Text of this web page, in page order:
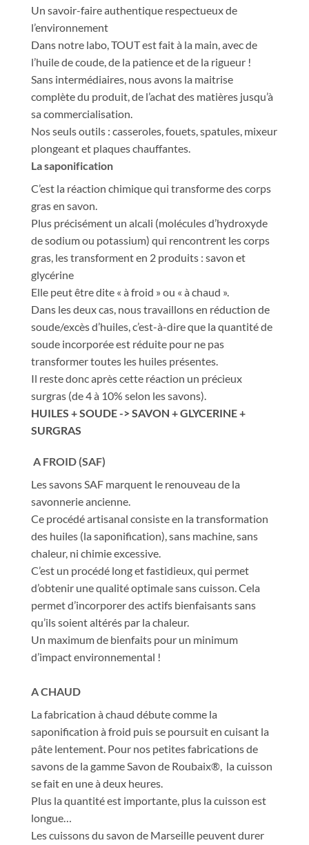
Un savoir-faire authentique respectueux de
l’environnement
Dans notre labo, TOUT est fait à la main, avec de
l’huile de coude, de la patience et de la rigueur !
Sans intermédiaires, nous avons la maitrise
complète du produit, de l’achat des matières jusqu’à
sa commercialisation.
Nos seuls outils : casseroles, fouets, spatules, mixeur
plongeant et plaques chauffantes.
La saponification
C’est la réaction chimique qui transforme des corps
gras en savon.
Plus précisément un alcali (molécules d’hydroxyde
de sodium ou potassium) qui rencontrent les corps
gras, les transforment en 2 produits : savon et
glycérine
Elle peut être dite « à froid » ou « à chaud ».
Dans les deux cas, nous travaillons en réduction de
soude/excès d’huiles, c’est-à-dire que la quantité de
soude incorporée est réduite pour ne pas
transformer toutes les huiles présentes.
Il reste donc après cette réaction un précieux
surgras (de 4 à 10% selon les savons).
HUILES + SOUDE -> SAVON + GLYCERINE +
SURGRAS
A FROID (SAF)
Les savons SAF marquent le renouveau de la
savonnerie ancienne.
Ce procédé artisanal consiste en la transformation
des huiles (la saponification), sans machine, sans
chaleur, ni chimie excessive.
C’est un procédé long et fastidieux, qui permet
d’obtenir une qualité optimale sans cuisson. Cela
permet d’incorporer des actifs bienfaisants sans
qu’ils soient altérés par la chaleur.
Un maximum de bienfaits pour un minimum
d’impact environnemental !
A CHAUD
La fabrication à chaud débute comme la
saponification à froid puis se poursuit en cuisant la
pâte lentement. Pour nos petites fabrications de
savons de la gamme Savon de Roubaix®, la cuisson
se fait en une à deux heures.
Plus la quantité est importante, plus la cuisson est
longue…
Les cuissons du savon de Marseille peuvent durer